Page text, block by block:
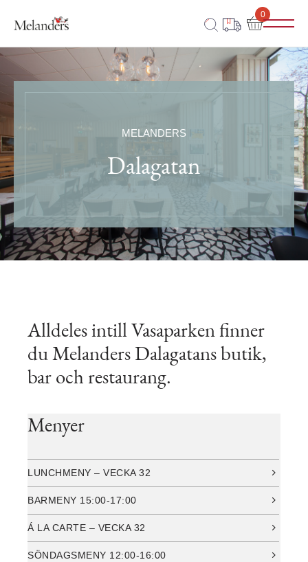
0
MELANDERS
Dalagatan
Alldeles intill Vasaparken finner
du Melanders Dalagatans butik,
bar och restaurang.
Menyer
LUNCHMENY – VECKA 32
BARMENY 15:00-17:00
Á LA CARTE – VECKA 32
SÖNDAGSMENY 12:00-16:00